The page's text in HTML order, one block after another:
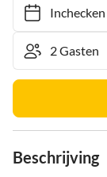
Inchecken-
Beschrijving